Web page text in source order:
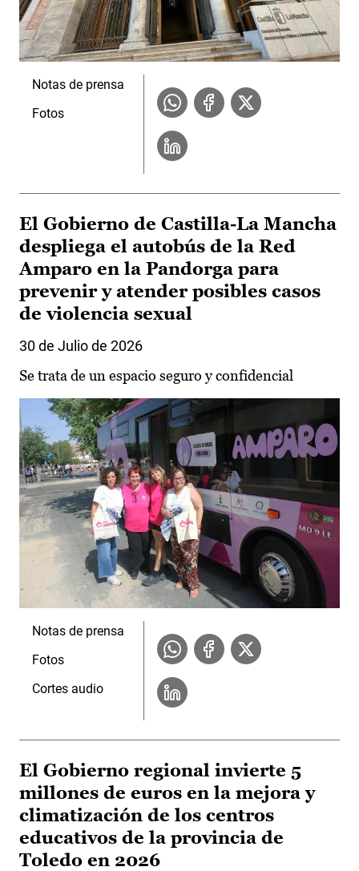
Notas de prensa
Fotos
El Gobierno de Castilla-La Mancha
despliega el autobús de la Red
Amparo en la Pandorga para
prevenir y atender posibles casos
de violencia sexual
30 de Julio de 2026
Se trata de un espacio seguro y confidencial
Notas de prensa
Fotos
Cortes audio
El Gobierno regional invierte 5
millones de euros en la mejora y
climatización de los centros
educativos de la provincia de
Toledo en 2026